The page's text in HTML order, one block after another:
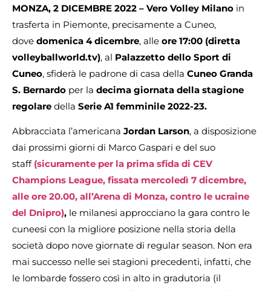
MONZA, 2 DICEMBRE 2022 – Vero Volley Milano in
trasferta in Piemonte, precisamente a Cuneo,
dove domenica 4 dicembre, alle ore 17:00 (diretta
volleyballworld.tv), al Palazzetto dello Sport di
Cuneo, sfiderà le padrone di casa della Cuneo Granda
S. Bernardo per la decima giornata della stagione
regolare della Serie A1 femminile 2022-23.
Abbracciata l’americana Jordan Larson, a disposizione
dai prossimi giorni di Marco Gaspari e del suo
staff (sicuramente per la prima sfida di CEV
Champions League, fissata mercoledì 7 dicembre,
alle ore 20.00, all’Arena di Monza, contro le ucraine
del Dnipro), le milanesi approcciano la gara contro le
cuneesi con la migliore posizione nella storia della
società dopo nove giornate di regular season. Non era
mai successo nelle sei stagioni precedenti, infatti, che
le lombarde fossero così in alto in gradutoria (il